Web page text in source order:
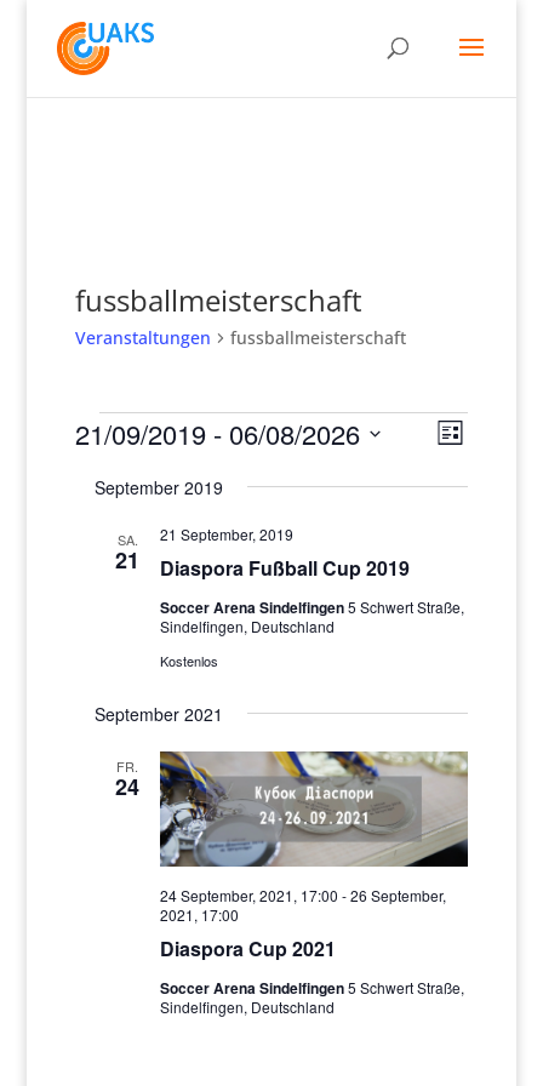
fussballmeisterschaft
Veranstaltungen fussballmeisterschaft
Veranstaltungen Liste
21/09/2019 - 06/08/2026
wählen.
September 2019
SA.
21 Diaspora Fußball Cup 2019
21 September, 2019
Soccer Arena Sindelfingen5 Schwert Straße,
Sindelfingen, Deutschland
Kostenlos
September 2021
FR.
24
Diaspora Cup 2021
24 September, 2021, 17:00 -26 September,
2021, 17:00
Soccer Arena Sindelfingen5 Schwert Straße,
Sindelfingen, Deutschland